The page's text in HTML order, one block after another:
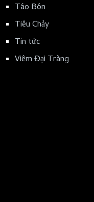
Táo Bón
Tiêu Chảy
Tin tức
Viêm Đại Tràng